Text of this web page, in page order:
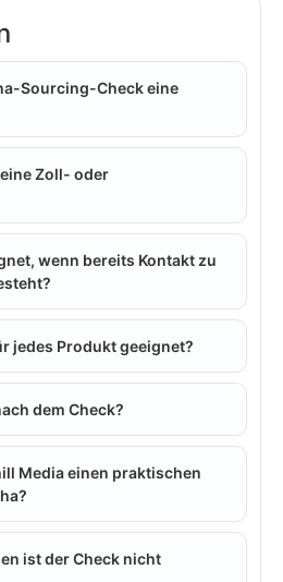
Sourcing-Check eine
Zoll- oder
wenn bereits Kontakt zu
jedes Produkt geeignet?
dem Check?
Media einen praktischen
ist der Check nicht